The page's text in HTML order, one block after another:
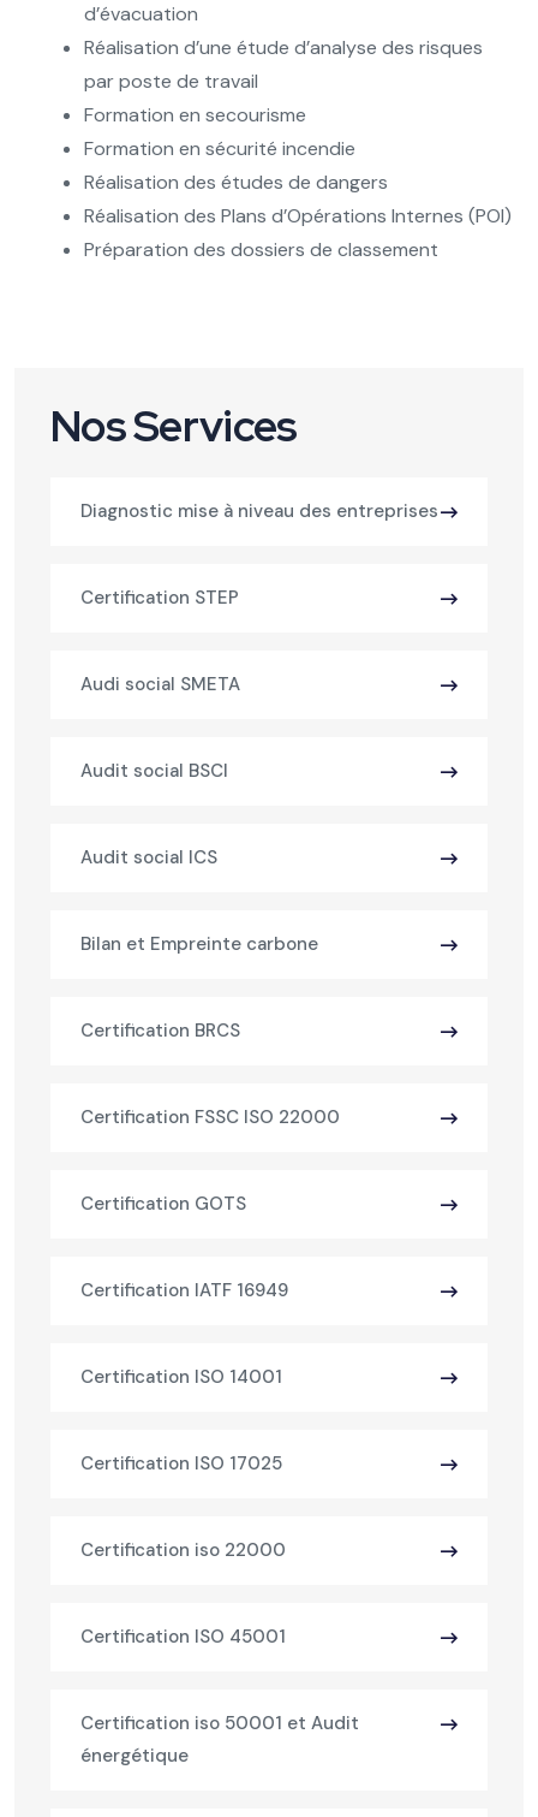
d’évacuation
Réalisation d’une étude d’analyse des risques
par poste de travail
Formation en secourisme
Formation en sécurité incendie
Réalisation des études de dangers
Réalisation des Plans d’Opérations Internes (POI)
Préparation des dossiers de classement
Nos Services
Diagnostic mise à niveau des entreprises
Certification STEP
Audi social SMETA
Audit social BSCI
Audit social ICS
Bilan et Empreinte carbone
Certification BRCS
Certification FSSC ISO 22000
Certification GOTS
Certification IATF 16949
Certification ISO 14001
Certification ISO 17025
Certification iso 22000
Certification ISO 45001
Certification iso 50001 et Audit
énergétique